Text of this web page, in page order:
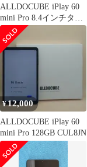
ALLDOCUBE iPlay 60
mini Pro 8.4インチタブ
レット 顔認証 4GLTE
1920x1200FHD
WidevineL1
¥12,000
ALLDOCUBE iPlay 60
mini Pro 128GB CUL8JN